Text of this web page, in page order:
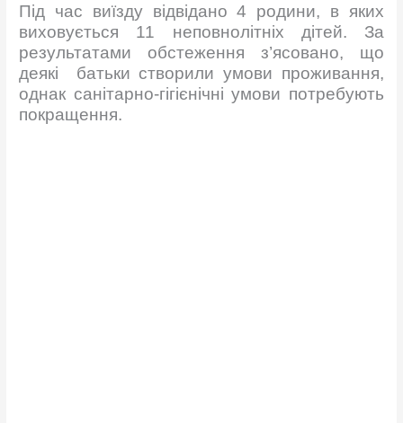
Під час виїзду відвідано 4 родини, в яких
виховується 11 неповнолітніх дітей. За
результатами обстеження з’ясовано, що
деякі батьки створили умови проживання,
однак санітарно-гігієнічні умови потребують
покращення.